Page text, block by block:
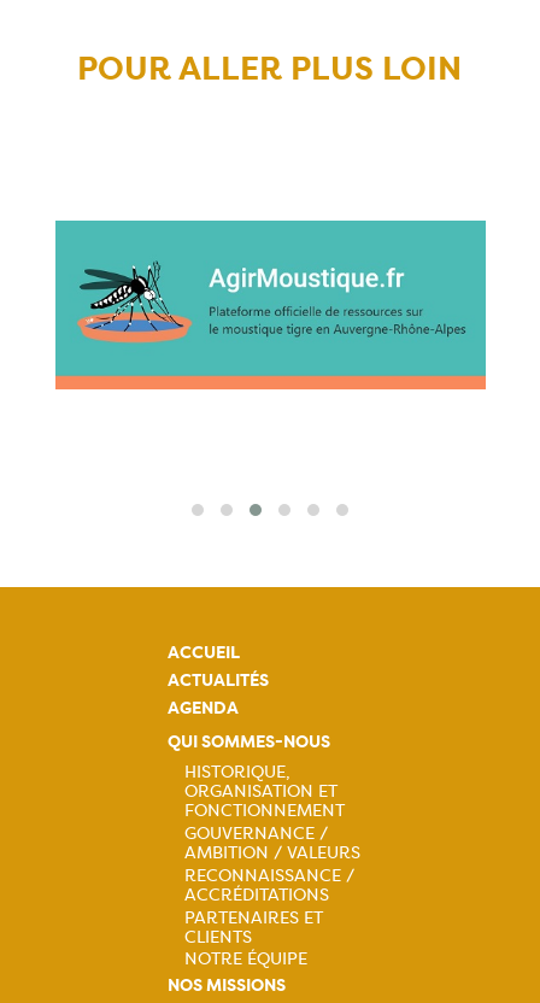
POUR ALLER PLUS LOIN
ACCUEIL
ACTUALITÉS
AGENDA
QUI SOMMES-NOUS
Navigation
principale
HISTORIQUE,
ORGANISATION ET
FONCTIONNEMENT
GOUVERNANCE /
AMBITION / VALEURS
RECONNAISSANCE /
ACCRÉDITATIONS
PARTENAIRES ET
CLIENTS
NOTRE ÉQUIPE
NOS MISSIONS